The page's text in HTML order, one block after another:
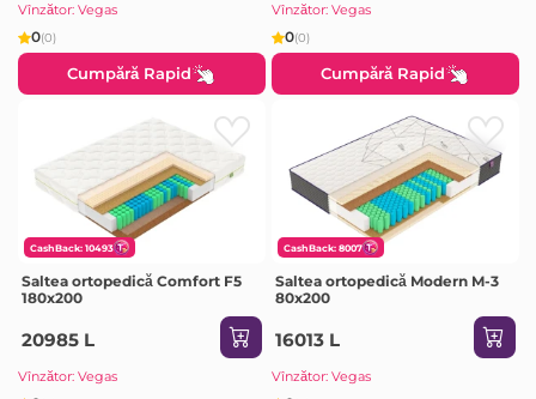
Vînzător: Vegas
0(0)
Cumpără Rapid
Vînzător: Vegas
0(0)
Cumpără Rapid
CashBack: 10493
Saltea ortopedică Comfort F5
180x200
20985 L
Vînzător: Vegas
CashBack: 8007
Saltea ortopedică Modern M-3
80x200
16013 L
Vînzător: Vegas